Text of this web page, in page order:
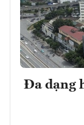
Đa dạng